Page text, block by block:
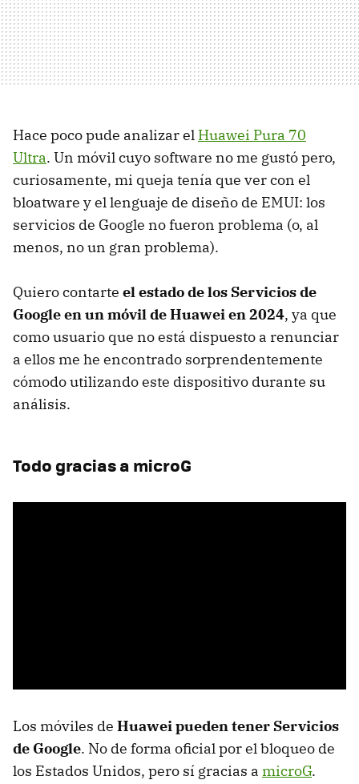
Hace poco pude analizar el Huawei Pura 70
Ultra. Un móvil cuyo software no me gustó pero,
curiosamente, mi queja tenía que ver con el
bloatware y el lenguaje de diseño de EMUI: los
servicios de Google no fueron problema (o, al
menos, no un gran problema).
Quiero contarte el estado de los Servicios de
Google en un móvil de Huawei en 2024, ya que
como usuario que no está dispuesto a renunciar
a ellos me he encontrado sorprendentemente
cómodo utilizando este dispositivo durante su
análisis.
Todo gracias a microG
Los móviles de Huawei pueden tener Servicios
de Google. No de forma oficial por el bloqueo de
los Estados Unidos, pero sí gracias a microG.